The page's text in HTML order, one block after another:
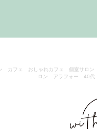
フェ おしゃれカフェ 個室サロ
ロン アラフォー 40